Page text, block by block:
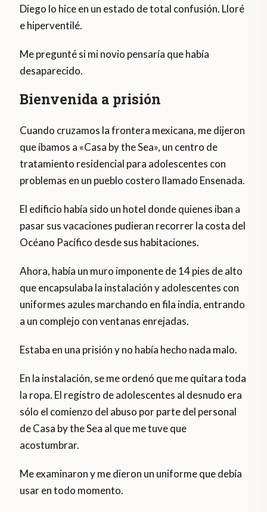
Diego lo hice en un estado de total confusión. Lloré
e hiperventilé.
Me pregunté si mi novio pensaría que había
desaparecido.
Bienvenida a prisión
Cuando cruzamos la frontera mexicana, me dijeron
que íbamos a «Casa by the Sea», un centro de
tratamiento residencial para adolescentes con
problemas en un pueblo costero llamado Ensenada.
El edificio había sido un hotel donde quienes iban a
pasar sus vacaciones pudieran recorrer la costa del
Océano Pacífico desde sus habitaciones.
Ahora, había un muro imponente de 14 pies de alto
que encapsulaba la instalación y adolescentes con
uniformes azules marchando en fila india, entrando
a un complejo con ventanas enrejadas.
Estaba en una prisión y no había hecho nada malo.
En la instalación, se me ordenó que me quitara toda
la ropa. El registro de adolescentes al desnudo era
sólo el comienzo del abuso por parte del personal
de Casa by the Sea al que me tuve que
acostumbrar.
Me examinaron y me dieron un uniforme que debía
usar en todo momento.